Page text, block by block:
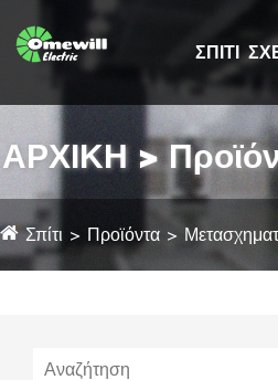
ΣΠΊΤΙ
ΑΡΧΙΚΗ >
Σπίτι Προϊόντα